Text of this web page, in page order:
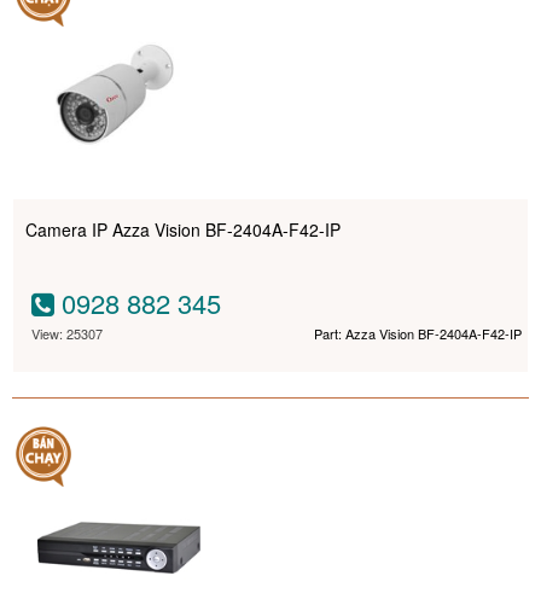
Camera IP Azza Vision BF-2404A-F42-IP
0928 882 345
View: 25307 Part: Azza Vision BF-2404A-F42-IP